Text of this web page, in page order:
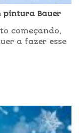
pintura Bauer
começando,
a fazer esse